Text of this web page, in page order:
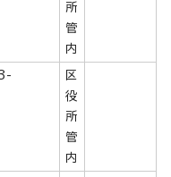
所
管
内
区
役
所
管
内